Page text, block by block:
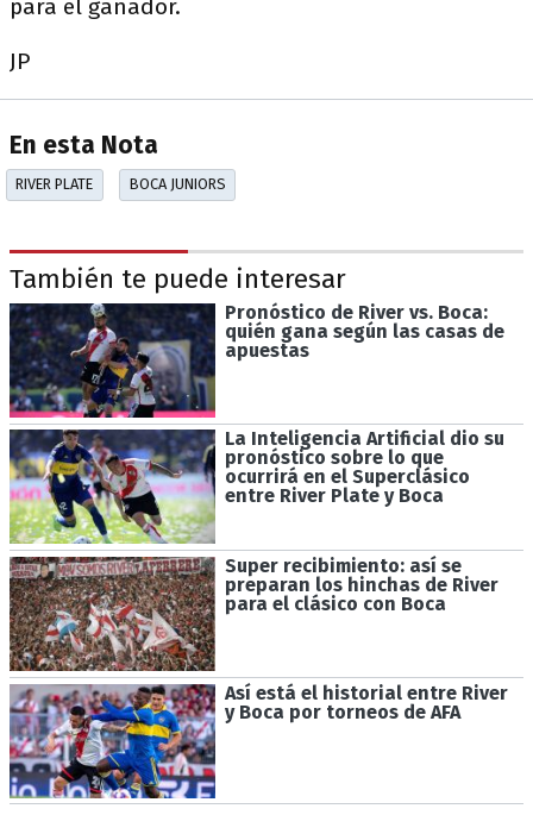
para el ganador.
JP
En esta Nota
RIVER PLATE BOCA JUNIORS
También te puede interesar
Pronóstico de River vs. Boca:
quién gana según las casas de
apuestas
La Inteligencia Artificial dio su
pronóstico sobre lo que
ocurrirá en el Superclásico
entre River Plate y Boca
Super recibimiento: así se
preparan los hinchas de River
para el clásico con Boca
Así está el historial entre River
y Boca por torneos de AFA